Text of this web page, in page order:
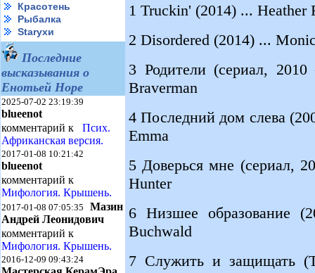
Красотень
Рыбалка
Starухи
Последние
высказывания о
Енотьей Норе
2025-07-02 23:19:39
blueenot
комментарий к Псих.
Африканская версия.
2017-01-08 10:21:42
blueenot
комментарий к
Мифология. Крышень.
2017-01-08 07:05:35 Мазин
Андрей Леонидович
комментарий к
Мифология. Крышень.
2016-12-09 09:43:24
1 Truckin' (2014) ... Heather
2 Disordered (2014) ...
3 Родители (сериал,
Braverman
4 Последний дом слева
Emma
5 Доверься мне (сериал,
Hunter
6 Низшее образование
Buchwald
7 Служить и защищать